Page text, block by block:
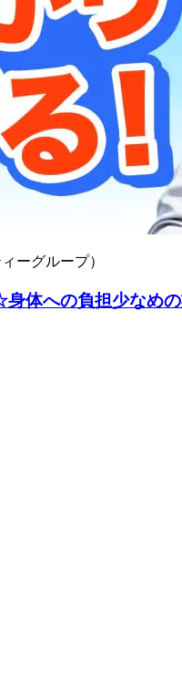
ーグループ）
身体への負担少な